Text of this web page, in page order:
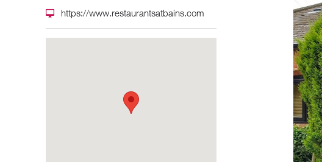
https://www.restaurantsatbains.com